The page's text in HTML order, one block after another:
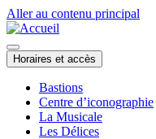
Aller au contenu principal
Horaires et accès
Bastions
Centre d’iconographie
La Musicale
Les Délices